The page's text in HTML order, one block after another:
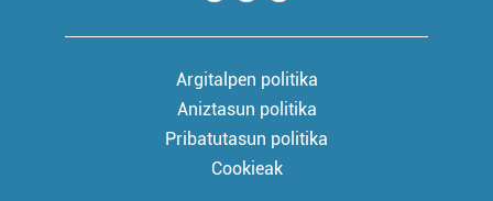
Argitalpen politika
Aniztasun politika
Pribatutasun politika
Cookieak